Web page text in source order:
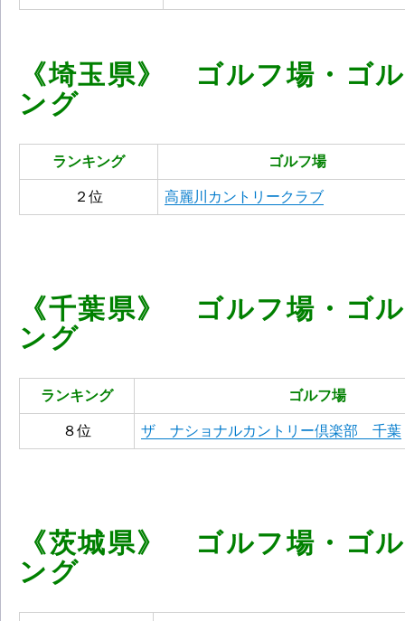
《埼玉県》 ゴルフ場・ゴ
ング
ランキング ゴルフ場
２位 高麗川カントリークラブ
《千葉県》 ゴルフ場・ゴ
ング
ランキング ゴルフ場
８位 ザ ナショナルカントリー倶楽部 千葉
《茨城県》 ゴルフ場・ゴ
ング